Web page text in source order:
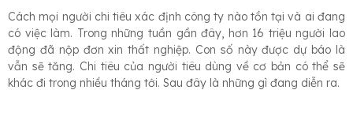
Cách mọi người chi tiêu xác định công ty nào tồn tại và ai đang
có việc làm. Trong những tuần gần đây, hơn 16 triệu người lao
động đã nộp đơn xin thất nghiệp. Con số này được dự báo là
vẫn sẽ tăng. Chi tiêu của người tiêu dùng về cơ bản có thể sẽ
khác đi trong nhiều tháng tới. Sau đây là những gì đang diễn ra.